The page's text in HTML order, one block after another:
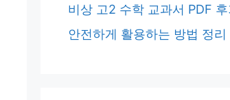
비상 고2 수학 교과서 PDF
안전하게 활용하는 방법 정리